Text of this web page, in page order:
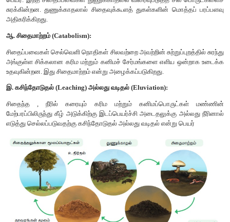
சற்று வேறுபட்ட வடிவத்தை கொண்டிருக்கிறது. ஏனென்றால்
(T1) குறைவான எண்ணிக்கையிலான பெரிய மரங்களை
உண்ணும் பறவைகள், யானை, மான்)
எண்ணிக்கையை கொண்டுள்ளது. இறுதி ஊட்ட மட்டத்தில் (T
மூன்றாம் நிலை நுகர்வோர்கள் (சிங்கம்) மூன்றாம் ஊட்ட
இரண்டாம் நிலை நுகர்வோர்களை விட (நரி மற்றும்
எண்ணிக்கையை கொண்டுள்ளது. எனவே வனச்
எண்ணிக்கை பிரமிட் கதிரிழை வடிவத்தில் தோன்றுகிறது. (படம்
ஒட்டுண்ணி சூழல்மண்டலத்தின் எண்ணிக்கை பிரமிட்